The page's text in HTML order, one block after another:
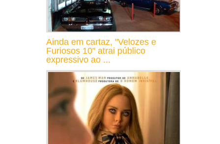
Ainda em cartaz, "Velozes e
Furiosos 10" atrai público
expressivo ao ...